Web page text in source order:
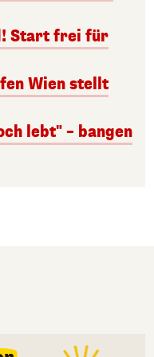
Start frei für
Wien stellt
lebt" – bangen